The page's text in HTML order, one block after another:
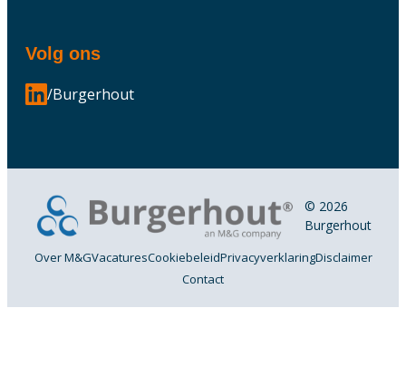
Volg ons
/Burgerhout
© 2026
Burgerhout
Over M&GVacaturesCookiebeleidPrivacyverklaringDisclaimer
Contact